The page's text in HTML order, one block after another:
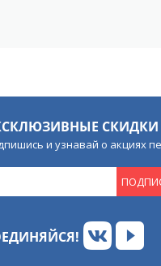
СКИДКИ
и узнавай о акциях